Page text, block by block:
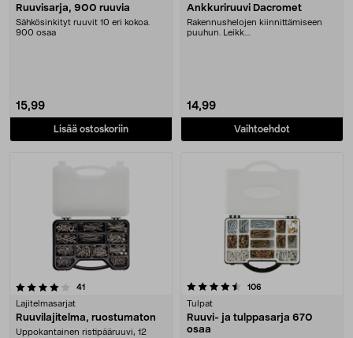
Ruuvisarja, 900 ruuvia
Sähkösinkityt ruuvit 10 eri kokoa.
900 osaa
15,99
Lisää ostoskoriin
Ankkuriruuvi Dacromet
Rakennushelojen kiinnittämiseen
puuhun. Leikk....
14,99
Vaihtoehdot
41
Lajitelmasarjat
Ruuvilajitelma, ruostumaton
Uppokantainen ristipääruuvi, 12
4.5 viidestä tähdestä 106
Tulpat
Ruuvi- ja tulppasarja 670
osaa